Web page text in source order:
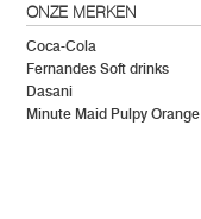
ONZE MERKEN
Coca-Cola
Fernandes Soft drinks
Dasani
Minute Maid Pulpy Orange